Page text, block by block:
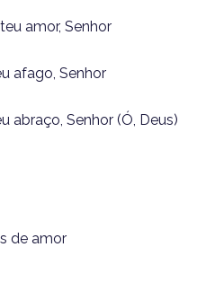
amor, Senhor
afago, Senhor
abraço, Senhor (Ó, Deus)
de amor